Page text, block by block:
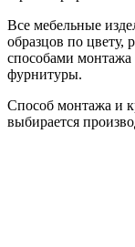
Все мебельные
образцов по цвету,
способами
фурнитуры.
Способ монтажа и
выбирается